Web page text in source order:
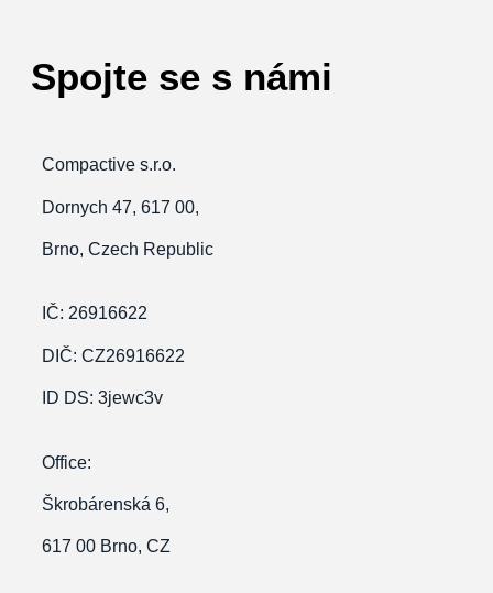
Spojte se s námi
Compactive s.r.o.
Dornych 47, 617 00,
Brno, Czech Republic
IČ: 26916622
DIČ: CZ26916622
ID DS: 3jewc3v
Office:
Škrobárenská 6,
617 00 Brno, CZ